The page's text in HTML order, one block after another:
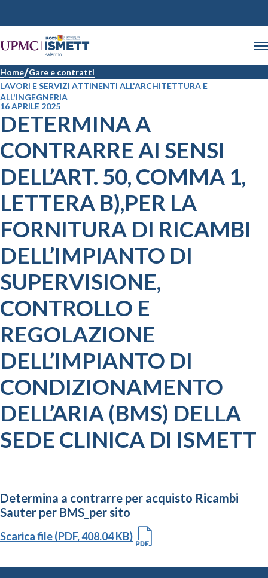
Home Gare e contratti
LAVORI E SERVIZI ATTINENTI ALL'ARCHITETTURA E
ALL'INGEGNERIA
16 APRILE 2025
DETERMINA A
CONTRARRE AI SENSI
DELL’ART. 50, COMMA 1,
LETTERA B),PER LA
FORNITURA DI RICAMBI
DELL’IMPIANTO DI
SUPERVISIONE,
CONTROLLO E
REGOLAZIONE
DELL’IMPIANTO DI
CONDIZIONAMENTO
DELL’ARIA (BMS) DELLA
SEDE CLINICA DI ISMETT
Determina a contrarre per acquisto Ricambi
Sauter per BMS_per sito
Scarica file (PDF, 408.04 KB)